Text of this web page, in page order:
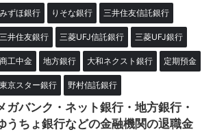
みずほ銀行 りそな銀行 三井住友信託銀行
三井住友銀行 三菱UFJ信託銀行 三菱UFJ銀行
商工中金 地方銀行 大和ネクスト銀行 定期預金
東京スター銀行 野村信託銀行
ガバンク・ネット銀行・地方銀行・
うちょ銀行などの金融機関の退職金